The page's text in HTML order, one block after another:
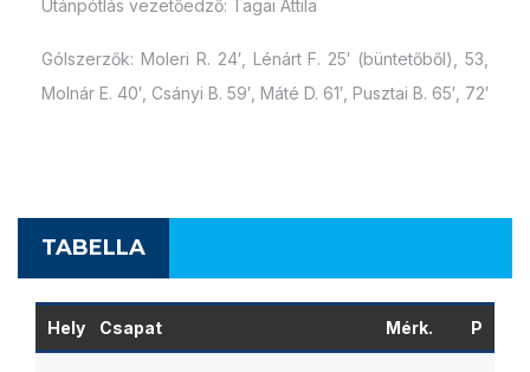
Utánpótlás vezetőedző: Tagai Attila
Gólszerzők: Moleri R. 24′, Lénárt F. 25′ (büntetőből), 53,
Molnár E. 40′, Csányi B. 59′, Máté D. 61′, Pusztai B. 65′, 72′
TABELLA
Hely Csapat Mérk. P